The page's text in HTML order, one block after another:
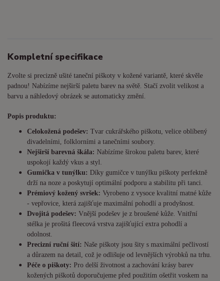
Kompletní specifikace
Zvolte si precizně ušité taneční piškoty v kožené variantě, které skvěle
padnou! Nabízíme nejširší paletu barev na světě. Stačí zvolit velikost a
barvu a náhledový obrázek se automaticky změní.
Popis produktu:
Celokožená podešev: Tvar cukrářského piškotu, velice oblíbený
divadelními, folklorními a tanečními soubory.
Nejširší barevná škála: Nabízíme širokou paletu barev, které
uspokojí každý vkus a styl.
Gumička v tunýlku: Díky gumičce v tunýlku piškoty perfektně
drží na noze a poskytují optimální podporu a stabilitu při tanci.
Prémiový kožený svršek: Vyrobeno z vysoce kvalitní matné kůže
- vepřovice, která zajišťuje maximální pohodlí a prodyšnost.
Dvojitá podešev: Vnější podešev je z broušené kůže. Vnitřní
stélka je prošitá fleecová vrstva zajišťující extra pohodlí a
odolnost.
Precizní ruční šití: Naše piškoty jsou šity s maximální pečlivostí
a důrazem na detail, což je odlišuje od levnějších výrobků na trhu.
Péče o piškoty: Pro delší životnost a zachování krásy barev
kožených piškotů doporučujeme před použitím ošetřit voskem na